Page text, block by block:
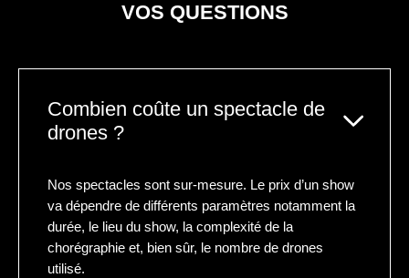
VOS QUESTIONS
Combien coûte un spectacle de
drones ?
Nos spectacles sont sur-mesure. Le prix d’un show
va dépendre de différents paramètres notamment la
durée, le lieu du show, la complexité de la
chorégraphie et, bien sûr, le nombre de drones
utilisé.